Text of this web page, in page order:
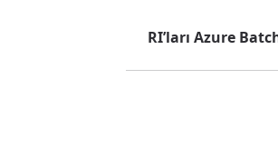
RI’ları Azure